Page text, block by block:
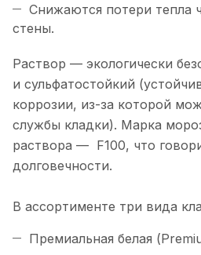
Снижаются потери тепла
стены.
Раствор — экологически
и сульфатостойкий
коррозии, из-за которой
службы кладки). Марка
раствора — F100, что
долговечности.
В ассортименте три вида
Премиальная белая